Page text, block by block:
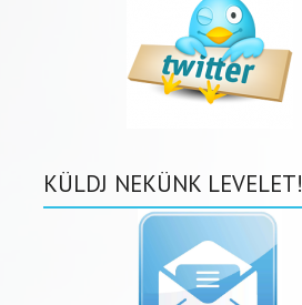
KÜLDJ NEKÜNK LEVELET!